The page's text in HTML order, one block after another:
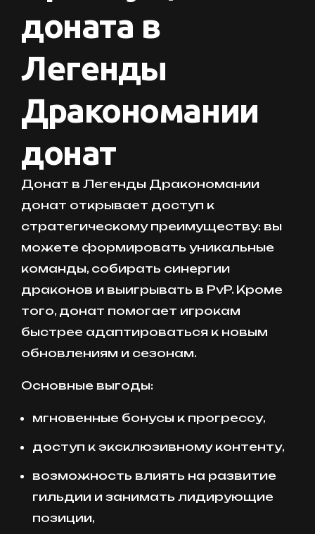
доната в
Легенды
Дракономании
донат
Донат в Легенды Дракономании
донат открывает доступ к
стратегическому преимуществу: вы
можете формировать уникальные
команды, собирать синергии
драконов и выигрывать в PvP. Кроме
того, донат помогает игрокам
быстрее адаптироваться к новым
обновлениям и сезонам.
Основные выгоды:
мгновенные бонусы к прогрессу,
доступ к эксклюзивному контенту,
возможность влиять на развитие
гильдии и занимать лидирующие
позиции,